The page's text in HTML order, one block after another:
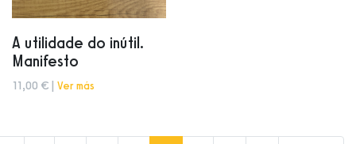
A utilidade do inútil.
Manifesto
11,00 € | Ver más